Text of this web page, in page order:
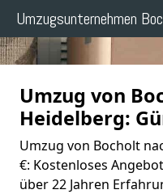
Umzugsunternehmen
Umzug von
Heidelberg:
Umzug von Bocholt
€: Kostenloses
über 22 Jahren